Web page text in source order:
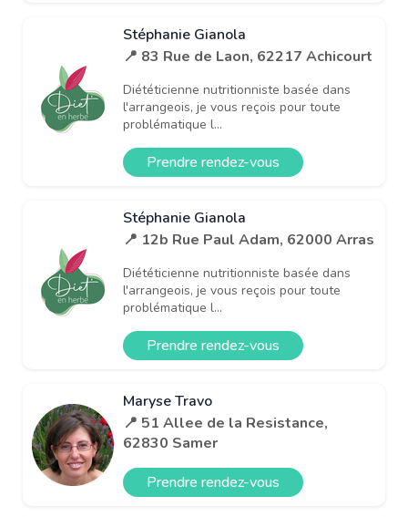
Stéphanie Gianola
📍 83 Rue de Laon, 62217 Achicourt
Diététicienne nutritionniste basée dans
l'arrangeois, je vous reçois pour toute
problématique l...
Prendre rendez-vous
Stéphanie Gianola
📍 12b Rue Paul Adam, 62000 Arras
Diététicienne nutritionniste basée dans
l'arrangeois, je vous reçois pour toute
problématique l...
Prendre rendez-vous
Maryse Travo
📍 51 Allee de la Resistance,
62830 Samer
Prendre rendez-vous